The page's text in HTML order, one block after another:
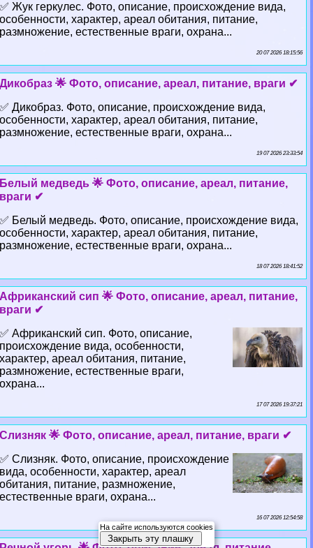
✅ Жук геркулес. Фото, описание, происхождение вида,
особенности, хаpaктер, ареал обитания, питание,
размножение, естественные враги, охрана...
20 07 2026 18:15:56
Дикобраз 🌟 Фото, описание, ареал, питание, враги ✔
✅ Дикобраз. Фото, описание, происхождение вида,
особенности, хаpaктер, ареал обитания, питание,
размножение, естественные враги, охрана...
19 07 2026 23:33:54
Белый медведь 🌟 Фото, описание, ареал, питание,
враги ✔
✅ Белый медведь. Фото, описание, происхождение вида,
особенности, хаpaктер, ареал обитания, питание,
размножение, естественные враги, охрана...
18 07 2026 18:41:52
Африканский сип 🌟 Фото, описание, ареал, питание,
враги ✔
✅ Африканский сип. Фото, описание,
происхождение вида, особенности,
хаpaктер, ареал обитания, питание,
размножение, естественные враги,
охрана...
17 07 2026 19:37:21
Слизняк 🌟 Фото, описание, ареал, питание, враги ✔
✅ Слизняк. Фото, описание, происхождение
вида, особенности, хаpaктер, ареал
обитания, питание, размножение,
естественные враги, охрана...
16 07 2026 12:54:58
На сайте используются cookies
Закрыть эту плашку